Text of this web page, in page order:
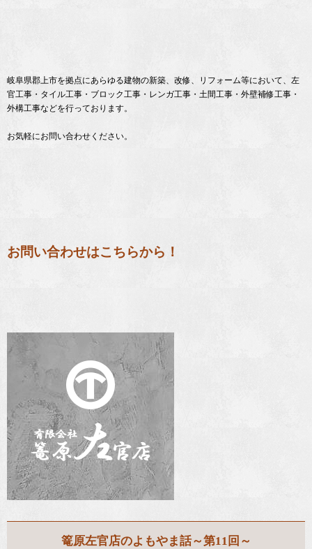
岐阜県郡上市を拠点にあらゆる建物の新築、改修、リフォーム等において、左
官工事・タイル工事・ブロック工事・レンガ工事・土間工事・外壁補修工事・
外構工事などを行っております。
お気軽にお問い合わせください。
お問い合わせはこちらから！
篭原左官店のよもやま話～第11回～